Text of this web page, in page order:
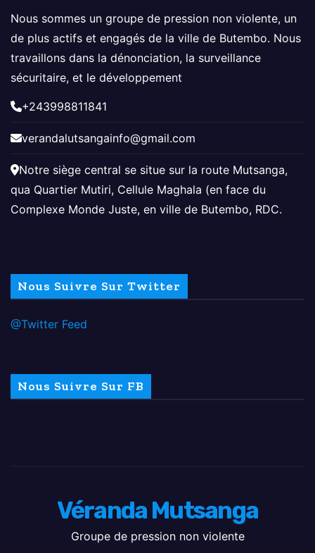
Nous sommes un groupe de pression non violente, un
de plus actifs et engagés de la ville de Butembo. Nous
travaillons dans la dénonciation, la surveillance
sécuritaire, et le développement
+243998811841
verandalutsangainfo@gmail.com
Notre siège central se situe sur la route Mutsanga,
qua Quartier Mutiri, Cellule Maghala (en face du
Complexe Monde Juste, en ville de Butembo, RDC.
Nous Suivre Sur Twitter
@Twitter Feed
Nous Suivre Sur FB
Véranda Mutsanga
Groupe de pression non violente